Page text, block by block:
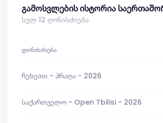
გამოსვლების ისტორია
სულ 12 ღონისძიება
ᲦᲝᲜᲘᲡᲫᲘᲔᲑᲐ
ჩეხეთი - პრაღა - 2026
საქართველო - Open Tbilisi - 2026